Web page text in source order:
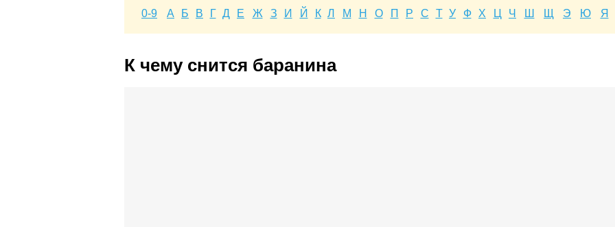
0-9 А Б В Г Д Е Ж З И Й К Л М Н О П Р С Т У Ф Х Ц Ч Ш Щ Э Ю Я
К чему снится баранина